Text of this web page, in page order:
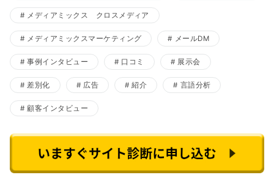
メディアミックス クロスメディア
メディアミックスマーケティング メールDM
事例インタビュー 口コミ 展示会
差別化 広告 紹介 言語分析
顧客インタビュー